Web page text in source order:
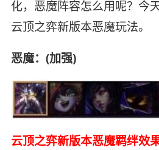
化，恶魔阵容怎么用呢？今
云顶之弈新版本恶魔玩法。
恶魔：(加强)
云顶之弈新版本恶魔羁绊效